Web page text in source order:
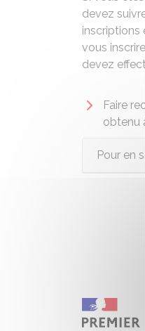
devez
inscriptions
vous
devez
Faire
obtenu
Pour en